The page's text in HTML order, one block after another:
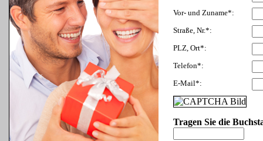
Vor- und Zuname*:
Straße, Nr.*:
PLZ, Ort*:
Telefon*:
E-Mail*:
Tragen Sie die